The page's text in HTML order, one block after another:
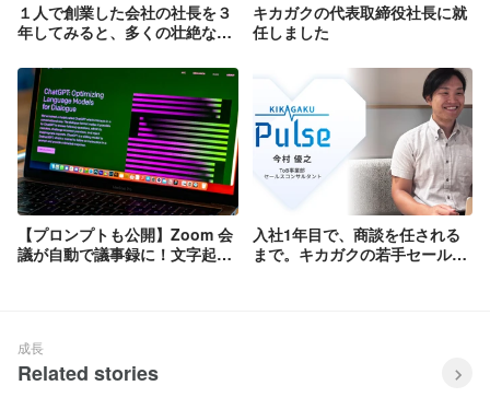
１人で創業した会社の社長を３
年してみると、多くの壮絶なド
変わった話
キカガクの代表取締役社長に就
任しました
【プロンプトも公開】Zoom 会
議が自動で議事録に！文字起こ
入社1年目で、商談を任される
まで。キカガクの若手セールス
成長
Related stories